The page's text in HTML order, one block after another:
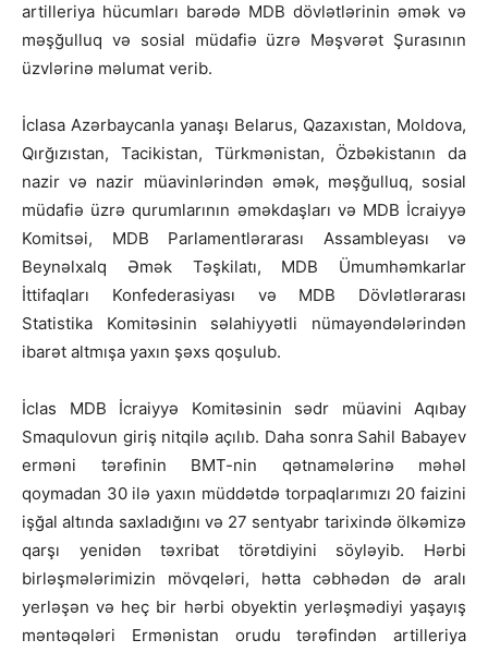
artilleriya hücumları barədə MDB dövlətlərinin əmək və
məşğulluq və sosial müdafiə üzrə Məşvərət Şurasının
üzvlərinə məlumat verib.
İclasa Azərbaycanla yanaşı Belarus, Qazaxıstan, Moldova,
Qırğızıstan, Tacikistan, Türkmənistan, Özbəkistanın da
nazir və nazir müavinlərindən əmək, məşğulluq, sosial
müdafiə üzrə qurumlarının əməkdaşları və MDB İcraiyyə
Komitsəi, MDB Parlamentlərarası Assambleyası və
Beynəlxalq Əmək Təşkilatı, MDB Ümumhəmkarlar
İttifaqları Konfederasiyası və MDB Dövlətlərarası
Statistika Komitəsinin səlahiyyətli nümayəndələrindən
ibarət altmışa yaxın şəxs qoşulub.
İclas MDB İcraiyyə Komitəsinin sədr müavini Aqıbay
Smaqulovun giriş nitqilə açılıb. Daha sonra Sahil Babayev
erməni tərəfinin BMT-nin qətnamələrinə məhəl
qoymadan 30 ilə yaxın müddətdə torpaqlarımızı 20 faizini
işğal altında saxladığını və 27 sentyabr tarixində ölkəmizə
qarşı yenidən təxribat törətdiyini söyləyib. Hərbi
birləşmələrimizin mövqeləri, hətta cəbhədən də aralı
yerləşən və heç bir hərbi obyektin yerləşmədiyi yaşayış
məntəqələri Ermənistan orudu tərəfindən artilleriya